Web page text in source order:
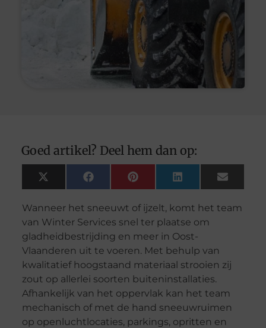
Goed artikel? Deel hem dan op:
X
(Twitter)
FacebookPinterest LinkedIn Email
Wanneer het sneeuwt of ijzelt, komt het team
van Winter Services snel ter plaatse om
gladheidbestrijding en meer in Oost-
Vlaanderen uit te voeren. Met behulp van
kwalitatief hoogstaand materiaal strooien zij
zout op allerlei soorten buiteninstallaties.
Afhankelijk van het oppervlak kan het team
mechanisch of met de hand sneeuwruimen
op openluchtlocaties, parkings, opritten en